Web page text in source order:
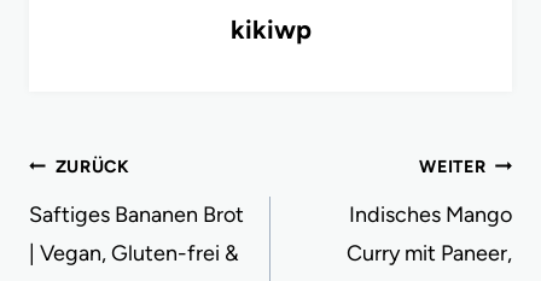
kikiwp
Beitragsnavigation
ZURÜCK
Saftiges Bananen Brot
| Vegan, Gluten-frei &
WEITER
Indisches Mango
Curry mit Paneer,